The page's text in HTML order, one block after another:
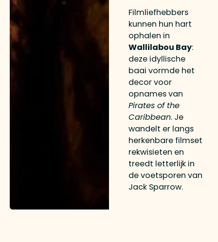
Filmliefhebbers
kunnen hun hart
ophalen in
Wallilabou Bay:
deze idyllische
baai vormde het
decor voor
opnames van
Pirates of the
Caribbean. Je
wandelt er langs
herkenbare filmset
rekwisieten en
treedt letterlijk in
de voetsporen van
Jack Sparrow.